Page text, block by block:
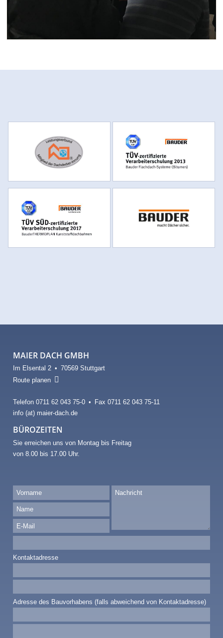
MAIER DACH GMBH
Im Elsental 2 • 70569 Stuttgart
Route planen 
Telefon 0711 62 043 75-0 • Fax 0711 62 043 75-11
info (at) maier-dach.de
BÜROZEITEN
Sie erreichen uns von Montag bis Freitag
von 8.00 bis 17.00 Uhr.
Kontaktadresse
Adresse des Bauvorhabens (falls abweichend von Kontaktadresse)